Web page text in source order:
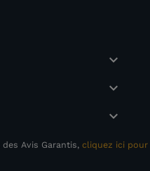



Avis Garantis, cliquez ici pour